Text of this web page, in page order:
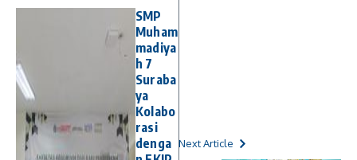
SMP
Muham
madiya
h 7
Suraba
ya
Kolabo
rasi
denga
Next Article